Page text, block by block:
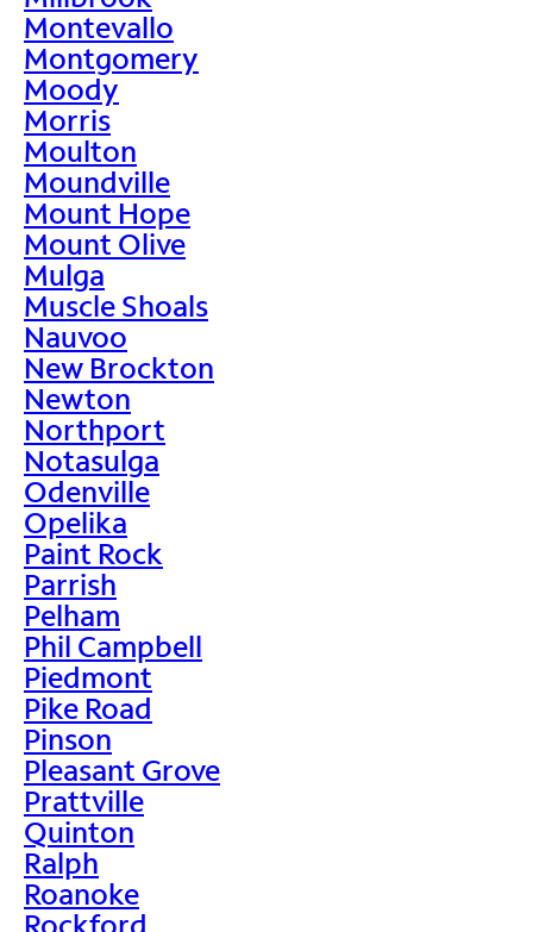
Montevallo
Montgomery
Moody
Morris
Moulton
Moundville
Mount Hope
Mount Olive
Mulga
Muscle Shoals
Nauvoo
New Brockton
Newton
Northport
Notasulga
Odenville
Opelika
Paint Rock
Parrish
Pelham
Phil Campbell
Piedmont
Pike Road
Pinson
Pleasant Grove
Prattville
Quinton
Ralph
Roanoke
Rockford